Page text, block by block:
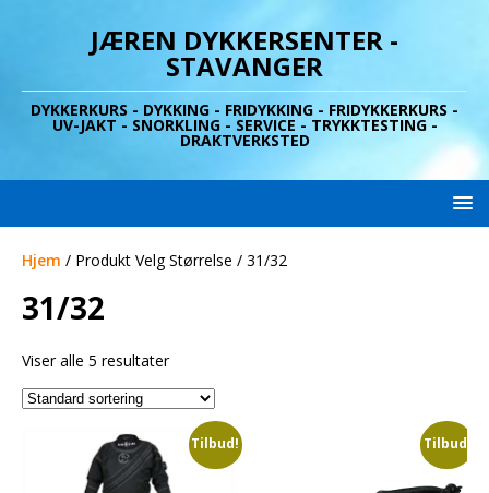
JÆREN DYKKERSENTER -
STAVANGER
DYKKERKURS - DYKKING - FRIDYKKING - FRIDYKKERKURS -
UV-JAKT - SNORKLING - SERVICE - TRYKKTESTING -
DRAKTVERKSTED
Hjem / Produkt Velg Størrelse / 31/32
31/32
Viser alle 5 resultater
Tilbud! Tilbud!